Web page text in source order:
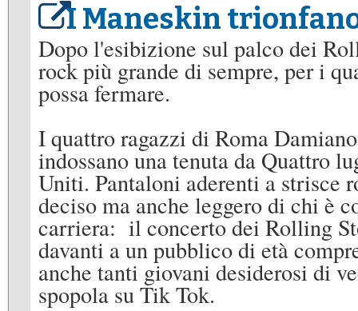
I Maneskin
Dopo l'esibizione sul palco dei
rock più grande di sempre, per i
possa fermare.
I quattro ragazzi di Roma
indossano una tenuta da Quattro
Uniti. Pantaloni aderenti a strisce
deciso ma anche leggero di chi è
carriera: il concerto dei Rolling
davanti a un pubblico di età
anche tanti giovani desiderosi di
spopola su Tik Tok.